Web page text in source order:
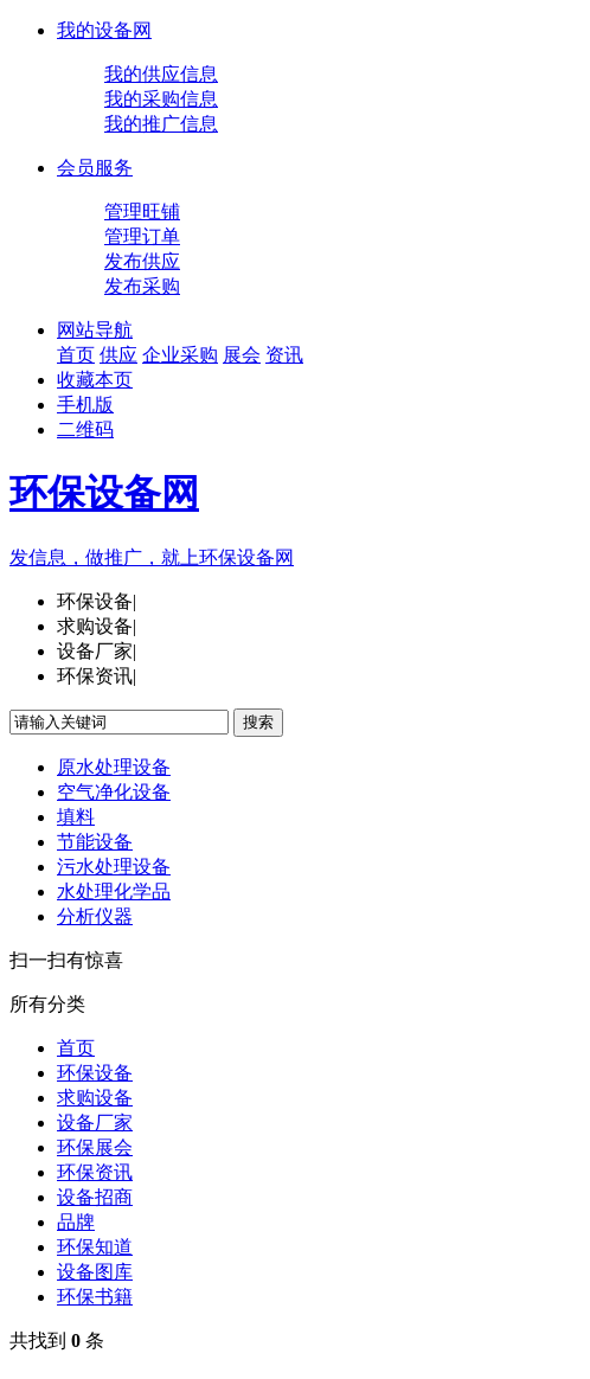
我的设备网
我的供应信息
我的采购信息
我的推广信息
会员服务
管理旺铺
管理订单
发布供应
发布采购
网站导航
首页 供应 企业采购 展会 资讯
收藏本页
手机版
二维码
环保设备网
发信息，做推广，就上环保设备网
环保设备|
求购设备|
设备厂家|
环保资讯|
搜索
原水处理设备
空气净化设备
填料
节能设备
污水处理设备
水处理化学品
分析仪器
扫一扫有惊喜
所有分类
首页
环保设备
求购设备
设备厂家
环保展会
环保资讯
设备招商
品牌
环保知道
设备图库
环保书籍
共找到 0 条